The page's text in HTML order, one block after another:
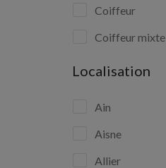
Coiffeur
Coiffeur mixte
Localisation
Ain
Aisne
Allier